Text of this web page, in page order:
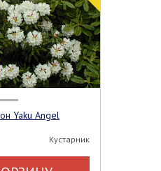
Yaku Angel
Кустарник